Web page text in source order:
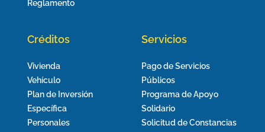
Reglamento
Créditos
Vivienda
Vehículo
Plan de Inversión
Específica
Personales
Servicios
Pago de Servicios
Públicos
Programa de Apoyo
Solidario
Solicitud de Constancias